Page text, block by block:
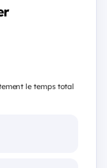
le temps total